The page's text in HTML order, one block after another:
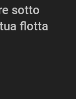
sotto
flotta